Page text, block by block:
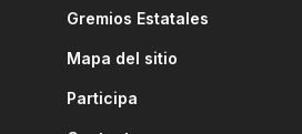
Gremios Estatales
Mapa del sitio
Participa